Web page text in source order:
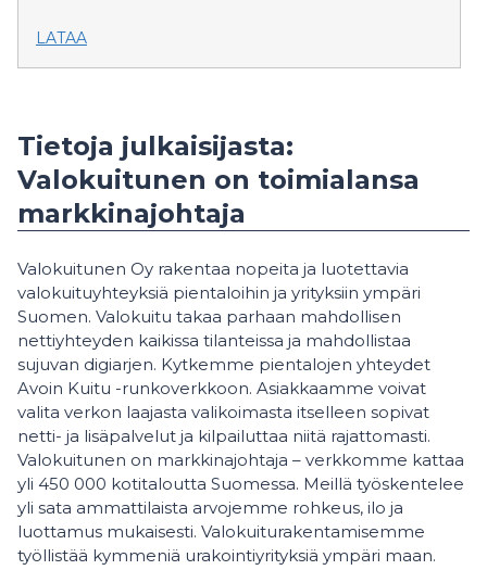
LATAA
Tietoja julkaisijasta:
Valokuitunen on toimialansa
markkinajohtaja
Valokuitunen Oy rakentaa nopeita ja luotettavia
valokuituyhteyksiä pientaloihin ja yrityksiin ympäri
Suomen. Valokuitu takaa parhaan mahdollisen
nettiyhteyden kaikissa tilanteissa ja mahdollistaa
sujuvan digiarjen. Kytkemme pientalojen yhteydet
Avoin Kuitu -runkoverkkoon. Asiakkaamme voivat
valita verkon laajasta valikoimasta itselleen sopivat
netti- ja lisäpalvelut ja kilpailuttaa niitä rajattomasti.
Valokuitunen on markkinajohtaja – verkkomme kattaa
yli 450 000 kotitaloutta Suomessa. Meillä työskentelee
yli sata ammattilaista arvojemme rohkeus, ilo ja
luottamus mukaisesti. Valokuiturakentamisemme
työllistää kymmeniä urakointiyrityksiä ympäri maan.